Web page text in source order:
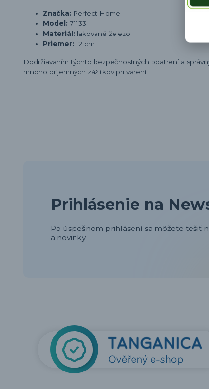
Značka: Perfect Home
Model: 71133
Materiál: lakované železo
Priemer: 12 cm
Dodržiavaním týchto bezpečnostných opatrení a
mnoho príjemných zážitkov pri varení.
Prihlásenie na
Po úspešnom prihlásení sa môžete tešiť
a novinky